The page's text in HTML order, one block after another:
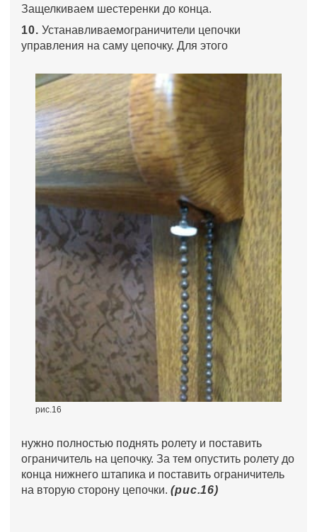
Защелкиваем шестеренки до конца.
10. Устанавливаемограничители цепочки
управления на саму цепочку. Для этого
рис.16
нужно полностью поднять ролету и поставить
ограничитель на цепочку. За тем опустить ролету до
конца нижнего штапика и поставить ограничитель
на вторую сторону цепочки.(рис.16)